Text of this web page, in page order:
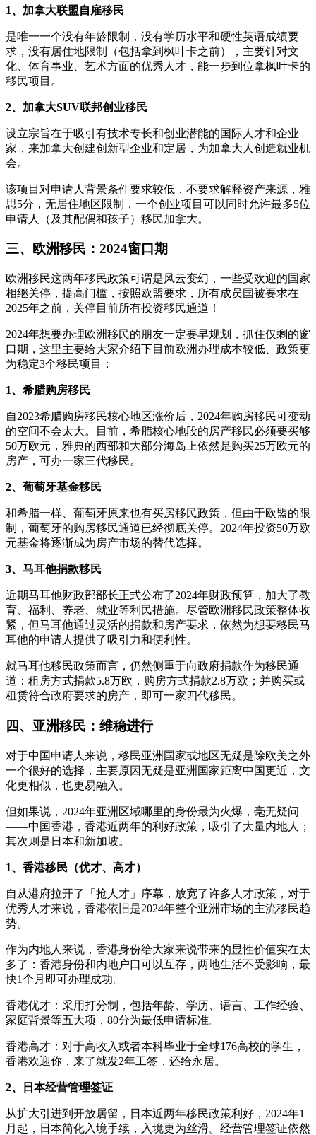
1、加拿大联盟自雇移民
是唯一一个没有年龄限制，没有学历水平和硬性英语成绩要
求，没有居住地限制（包括拿到枫叶卡之前），主要针对文
化、体育事业、艺术方面的优秀人才，能一步到位拿枫叶卡的
移民项目。
2、加拿大SUV联邦创业移民
设立宗旨在于吸引有技术专长和创业潜能的国际人才和企业
家，来加拿大创建创新型企业和定居，为加拿大人创造就业机
会。
该项目对申请人背景条件要求较低，不要求解释资产来源，雅
思5分，无居住地区限制，一个创业项目可以同时允许最多5位
申请人（及其配偶和孩子）移民加拿大。
三、欧洲移民：2024窗口期
欧洲移民这两年移民政策可谓是风云变幻，一些受欢迎的国家
相继关停，提高门槛，按照欧盟要求，所有成员国被要求在
2025年之前，关停目前所有投资移民通道！
2024年想要办理欧洲移民的朋友一定要早规划，抓住仅剩的窗
口期，这里主要给大家介绍下目前欧洲办理成本较低、政策更
为稳定3个移民项目：
1、希腊购房移民
自2023希腊购房移民核心地区涨价后，2024年购房移民可变动
的空间不会太大。目前，希腊核心地段的房产移民必须要买够
50万欧元，雅典的西部和大部分海岛上依然是购买25万欧元的
房产，可办一家三代移民。
2、葡萄牙基金移民
和希腊一样、葡萄牙原来也有买房移民政策，但由于欧盟的限
制，葡萄牙的购房移民通道已经彻底关停。2024年投资50万欧
元基金将逐渐成为房产市场的替代选择。
3、马耳他捐款移民
近期马耳他财政部部长正式公布了2024年财政预算，加大了教
育、福利、养老、就业等利民措施。尽管欧洲移民政策整体收
紧，但马耳他通过灵活的捐款和房产要求，依然为想要移民马
耳他的申请人提供了吸引力和便利性。
就马耳他移民政策而言，仍然侧重于向政府捐款作为移民通
道：租房方式捐款5.8万欧，购房方式捐款2.8万欧；并购买或
租赁符合政府要求的房产，即可一家四代移民。
四、亚洲移民：维稳进行
对于中国申请人来说，移民亚洲国家或地区无疑是除欧美之外
一个很好的选择，主要原因无疑是亚洲国家距离中国更近，文
化更相似，也更易融入。
但如果说，2024年亚洲区域哪里的身份最为火爆，毫无疑问
——中国香港，香港近两年的利好政策，吸引了大量内地人；
其次则是日本和新加坡。
1、香港移民（优才、高才）
自从港府拉开了「抢人才」序幕，放宽了许多人才政策，对于
优秀人才来说，香港依旧是2024年整个亚洲市场的主流移民趋
势。
作为内地人来说，香港身份给大家来说带来的显性价值实在太
多了：香港身份和内地户口可以互存，两地生活不受影响，最
快1个月即可办理成功。
香港优才：采用打分制，包括年龄、学历、语言、工作经验、
家庭背景等五大项，80分为最低申请标准。
香港高才：对于高收入或者本科毕业于全球176高校的学生，
香港欢迎你，来了就发2年工签，还给永居。
2、日本经营管理签证
从扩大引进到开放居留，日本近两年移民政策利好，2024年1
月起，日本简化入境手续，入境更为丝滑。经营管理签证依然